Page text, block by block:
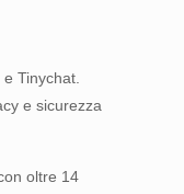
Tinychat.
e sicurezza
oltre 14